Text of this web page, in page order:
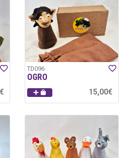
TD096
OGRO
15,00€